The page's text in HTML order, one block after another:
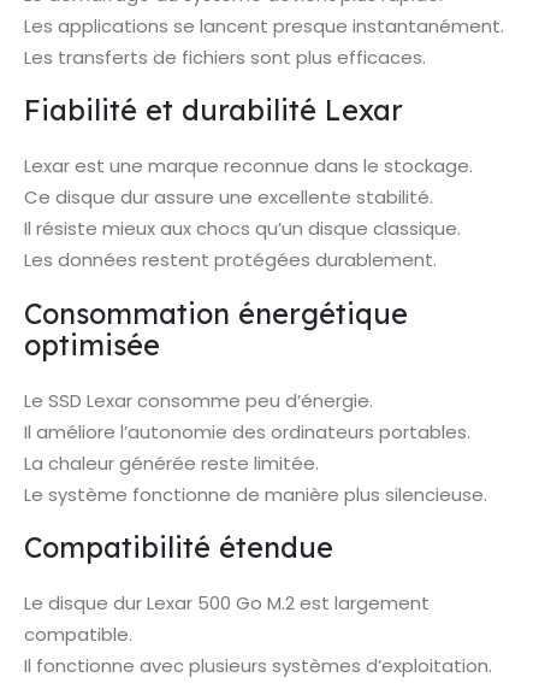
Les applications se lancent presque instantanément.
Les transferts de fichiers sont plus efficaces.
Fiabilité et durabilité Lexar
Lexar est une marque reconnue dans le stockage.
Ce disque dur assure une excellente stabilité.
Il résiste mieux aux chocs qu’un disque classique.
Les données restent protégées durablement.
Consommation énergétique
optimisée
Le SSD Lexar consomme peu d’énergie.
Il améliore l’autonomie des ordinateurs portables.
La chaleur générée reste limitée.
Le système fonctionne de manière plus silencieuse.
Compatibilité étendue
Le disque dur Lexar 500 Go M.2 est largement
compatible.
Il fonctionne avec plusieurs systèmes d’exploitation.